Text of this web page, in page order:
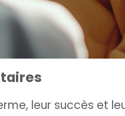
leur succès et